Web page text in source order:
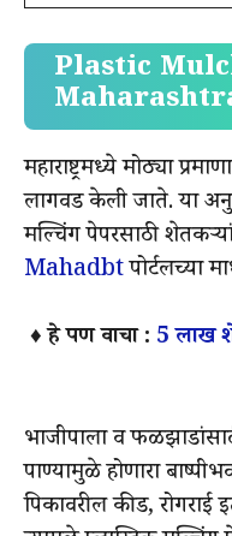
Plastic
महाराष्ट्रमध्ये मोठ्या
लागवड केली जाते. या
मल्चिंग पेपरसाठी
Mahadbtपोर्टलच्या
♦️ हे पण वाचा : 5 लाख
भाजीपाला व
पाण्यामुळे होणारा
पिकावरील कीड, रोगराई